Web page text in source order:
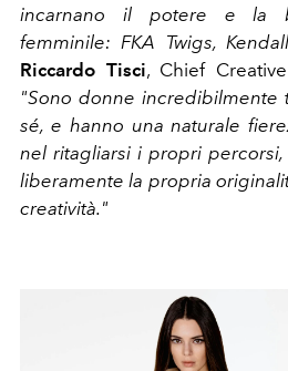
incarnano il potere e la
femminile: FKA Twigs,
Riccardo Tisci, Chief
"Sono donne incredibilmente
sé, e hanno una naturale
nel ritagliarsi i propri
liberamente la propria
creatività."